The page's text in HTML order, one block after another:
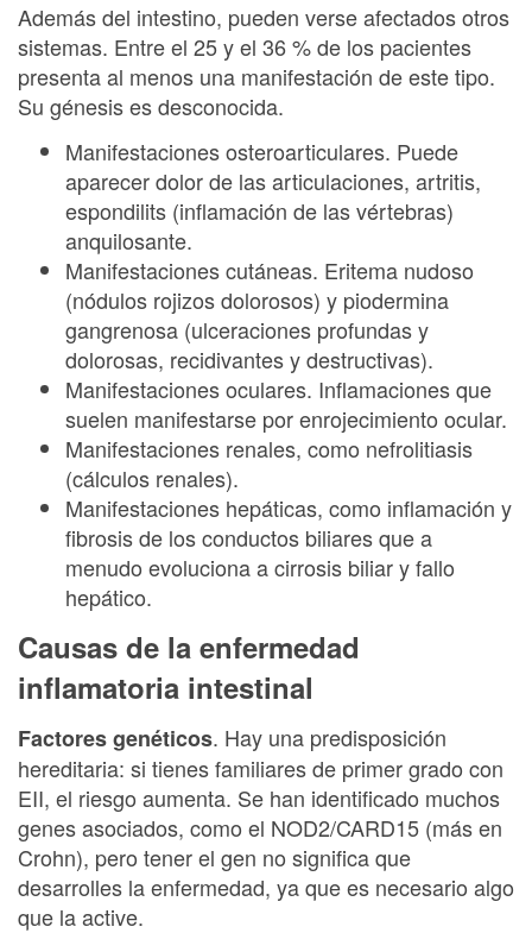
Además del intestino, pueden verse afectados otros
sistemas. Entre el 25 y el 36 % de los pacientes
presenta al menos una manifestación de este tipo.
Su génesis es desconocida.
Manifestaciones osteroarticulares. Puede
aparecer dolor de las articulaciones, artritis,
espondilits (inflamación de las vértebras)
anquilosante.
Manifestaciones cutáneas. Eritema nudoso
(nódulos rojizos dolorosos) y piodermina
gangrenosa (ulceraciones profundas y
dolorosas, recidivantes y destructivas).
Manifestaciones oculares. Inflamaciones que
suelen manifestarse por enrojecimiento ocular.
Manifestaciones renales, como nefrolitiasis
(cálculos renales).
Manifestaciones hepáticas, como inflamación y
fibrosis de los conductos biliares que a
menudo evoluciona a cirrosis biliar y fallo
hepático.
Causas de la enfermedad
inflamatoria intestinal
Factores genéticos. Hay una predisposición
hereditaria: si tienes familiares de primer grado con
EII, el riesgo aumenta. Se han identificado muchos
genes asociados, como el NOD2/CARD15 (más en
Crohn), pero tener el gen no significa que
desarrolles la enfermedad, ya que es necesario algo
que la active.